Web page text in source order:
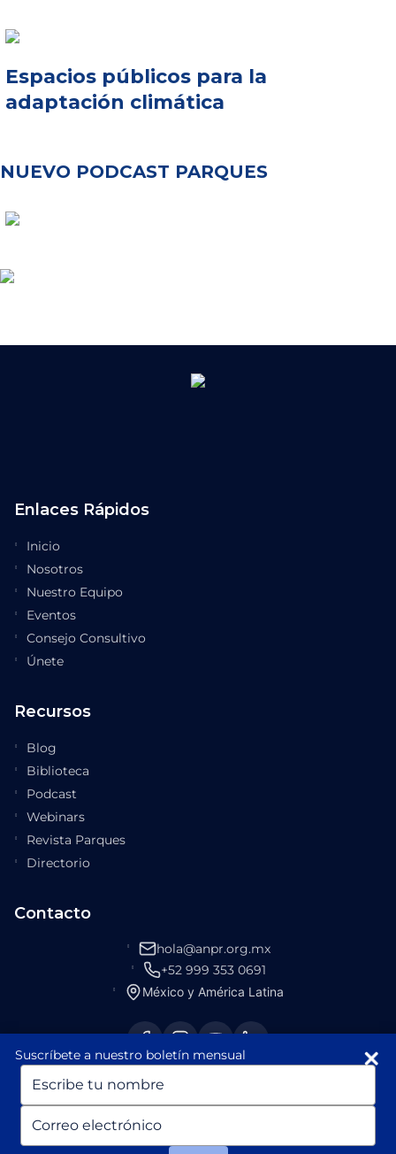
Espacios públicos para la
adaptación climática
NUEVO PODCAST PARQUES
Enlaces Rápidos
Inicio
Nosotros
Nuestro Equipo
Eventos
Consejo Consultivo
Únete
Recursos
Blog
Biblioteca
Podcast
Webinars
Revista Parques
Directorio
Contacto
hola@anpr.org.mx
+52 999 353 0691
México y América Latina
Suscríbete a nuestro boletín mensual
nombre
correo